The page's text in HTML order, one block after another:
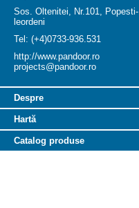
Sos. Oltenitei, Nr.101, Popesti-
leordeni
Tel: (+4)0733-936.531
http://www.pandoor.ro
projects@pandoor.ro
Despre
Hartă
Catalog produse